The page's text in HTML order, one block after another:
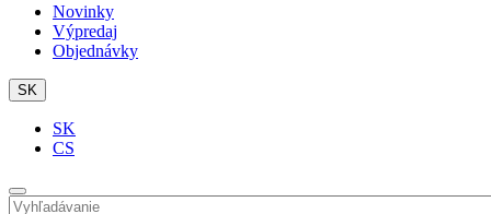
Novinky
Výpredaj
Objednávky
SK
SK
CS